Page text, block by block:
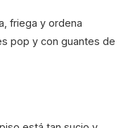
friega y ordena
pop y con guantes de